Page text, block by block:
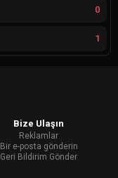
0
1
Bize Ulaşın
Reklamlar
Bir e-posta gönderin
Geri Bildirim Gönder